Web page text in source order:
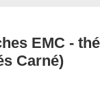
EMC -
Carné)